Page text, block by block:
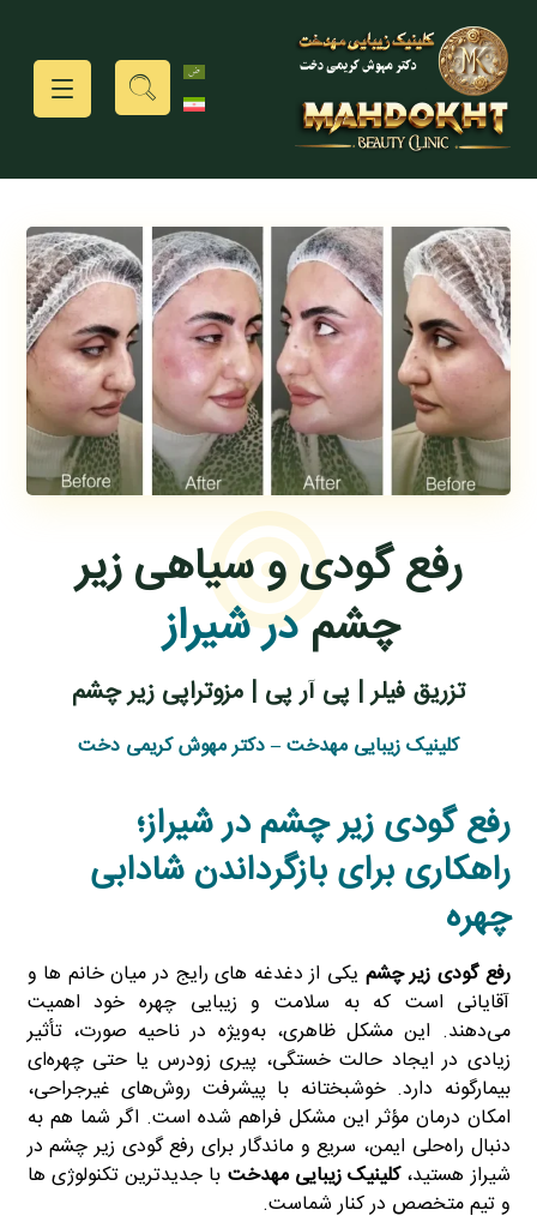
رفع گودی و سیاهی زیر
چشمدر شیراز
تزریق فیلر | پی آر پی | مزوتراپی زیر چشم
کلینیک زیبایی مهدخت – دکتر مهوش کریمی دخت
رفع گودی زیر چشم در شیراز؛
راهکاری برای بازگرداندن شادابی
چهره
رفع گودی زیر چشم یکی از دغدغه‌ های رایج در میان خانم‌ ها و
آقایانی است که به سلامت و زیبایی چهره خود اهمیت
می‌دهند. این مشکل ظاهری، به‌ویژه در ناحیه صورت، تأثیر
زیادی در ایجاد حالت خستگی، پیری زودرس یا حتی چهره‌ای
بیمارگونه دارد. خوشبختانه با پیشرفت روش‌های غیرجراحی،
امکان درمان مؤثر این مشکل فراهم شده است. اگر شما هم به
دنبال راه‌حلی ایمن، سریع و ماندگار برای رفع گودی زیر چشم در
شیراز هستید،کلینیک زیبایی مهدخت با جدیدترین تکنولوژی‌ ها
و تیم متخصص در کنار شماست.